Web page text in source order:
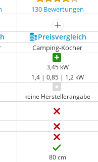
130 Bewertungen
mehr anzeigen
Preis­vergleich
Camping-Kocher
3,45 kW
1,4 | 0,85 | 1,2 kW
keine Herstellerangabe
80 cm